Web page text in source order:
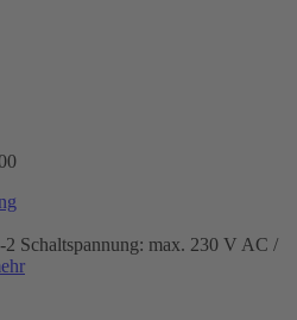
Schaltspannung: max. 230 V AC /